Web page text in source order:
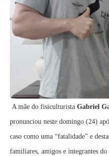
A mãe do fisiculturista Gabriel
pronunciou neste domingo (24)
caso como uma “fatalidade” e
familiares, amigos e integrantes